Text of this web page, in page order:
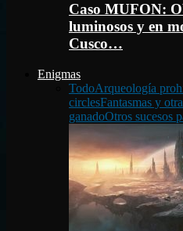
Caso MUFON:
luminosos y en
Cusco…
Enigmas
TodoArqueología
circlesFantasmas y
ganadoOtros sucesos